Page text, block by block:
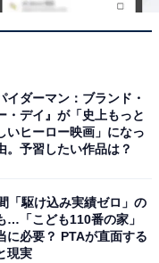
イダーマン：ブランド・
・デイ』が「史上もっと
いヒーロー映画」になっ
。予習したい作品は？
「駆け込み実績ゼロ」の
…「こども110番の家」
に必要？ PTAが直面する
現実